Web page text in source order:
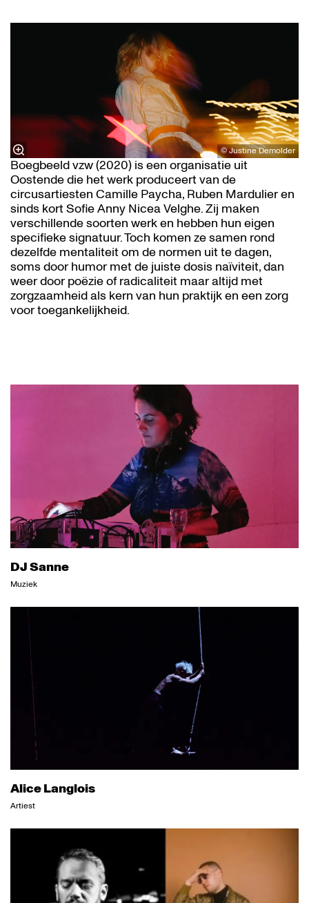
© Justine Demolder
Boegbeeld vzw (2020) is een organisatie uit
Oostende die het werk produceert van de
circusartiesten Camille Paycha, Ruben Mardulier en
sinds kort Sofie Anny Nicea Velghe. Zij maken
verschillende soorten werk en hebben hun eigen
specifieke signatuur. Toch komen ze samen rond
dezelfde mentaliteit om de normen uit te dagen,
soms door humor met de juiste dosis naïviteit, dan
weer door poëzie of radicaliteit maar altijd met
zorgzaamheid als kern van hun praktijk en een zorg
voor toegankelijkheid.
DJ Sanne
Muziek
Alice Langlois
Artiest